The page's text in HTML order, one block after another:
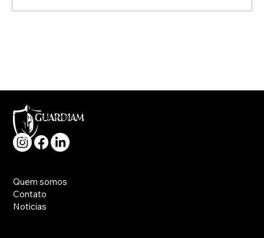
Quem somos
Contato
Noticias
Tecnologia, segurança e rapidez no atendimento a sua necessidade.